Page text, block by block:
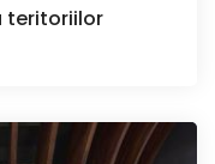
teritoriilor